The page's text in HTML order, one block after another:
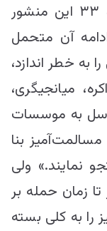
نظامی را به‌جز از دفاع ندارد. مادۀ ۳۳ این منشور
آن متحمل
خطر اندازد،
میانجیگری،
به موسسات
بنا
نمایند.» ولی
۱۱ سپتامبر تا زمان حمله بر
را به کلی بسته